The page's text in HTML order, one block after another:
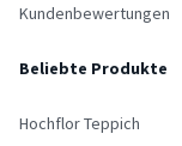
Kundenbewertungen
Beliebte Produkte
Hochflor Teppich